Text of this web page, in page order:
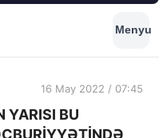
Menyu
16 May 2022 / 07:45
YARISI BU